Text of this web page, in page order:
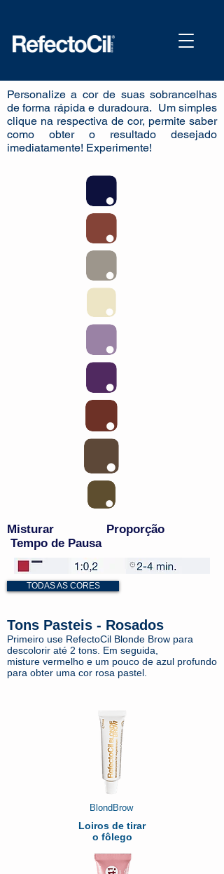
Personalize a cor de suas sobrancelhas
de forma rápida e duradoura. Um simples
clique na respectiva de cor, permite saber
como obter o resultado desejado
imediatamente! Experimente!
Misturar Proporção
Tempo de Pausa
TODAS AS CORES
Tons Pasteis - Rosados
Primeiro use RefectoCil Blonde Brow para
descolorir até 2 tons. Em seguida,
misture vermelho e um pouco de azul profundo
para obter uma cor rosa pastel.
BlondBrow
Loiros de tirar
o fôlego